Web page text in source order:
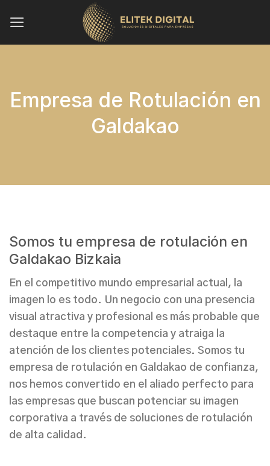
Empresa de Rotulación en
Galdakao
Somos tu empresa de rotulación en
Galdakao Bizkaia
En el competitivo mundo empresarial actual, la
imagen lo es todo. Un negocio con una presencia
visual atractiva y profesional es más probable que
destaque entre la competencia y atraiga la
atención de los clientes potenciales. Somos tu
empresa de rotulación en Galdakao de confianza,
nos hemos convertido en el aliado perfecto para
las empresas que buscan potenciar su imagen
corporativa a través de soluciones de rotulación
de alta calidad .